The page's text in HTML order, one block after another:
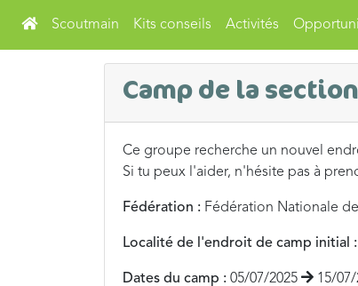
Scoutmain Kits conseils Activités
Camp de la
Ce groupe recherche un nouvel
Si tu peux l'aider, n'hésite pas à
Fédération : Fédération Nationale
Localité de l'endroit de camp initial :
Dates du camp : 05/07/2025 15/07/